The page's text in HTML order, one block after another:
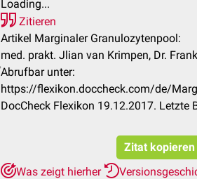
Loading...
Zitieren
Artikel Marginaler Granulozytenpool:
med. prakt. Jlian van Krimpen, Dr.
Abrufbar unter:
https://flexikon.doccheck.com/de/
DocCheck Flexikon 19.12.2017. Letzte
Zitat kopieren
Was zeigt hierher